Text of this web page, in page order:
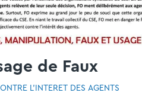
de Faux
L’INTÉRÊT DES AGENTS